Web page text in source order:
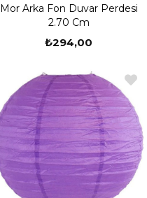
Mor Arka Fon Duvar Perdesi
2.70 Cm
₺294,00